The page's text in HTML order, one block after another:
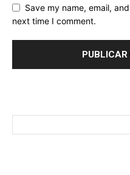
Save my name, email,
next time I comment.